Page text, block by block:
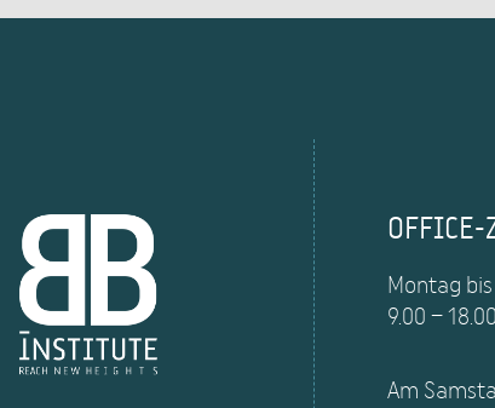
Montag
9.00 –
Am